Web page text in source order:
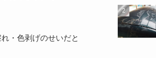
・色剥げのせいだと